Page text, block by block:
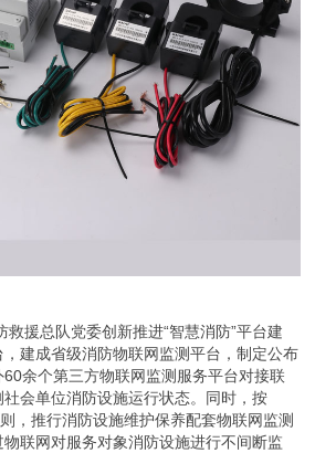
援总队党委创新推进“智慧消防”平台建
建成省级消防物联网监测平台，制定公布
余个第三方物联网监测服务平台对接联
会单位消防设施运行状态。同时，按
，推行消防设施维护保养配套物联网监测
联网对服务对象消防设施进行不间断监